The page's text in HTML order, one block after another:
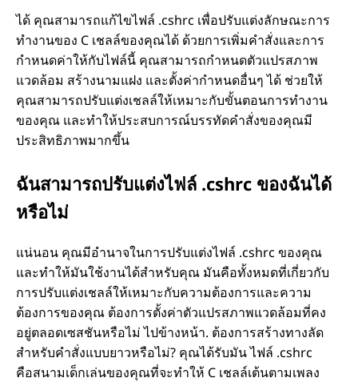
ได้ คุณสามารถแก้ไขไฟล์ .cshrc เพื่อปรับแต่งลักษณะการ
ทำงานของ C เชลล์ของคุณได้ ด้วยการเพิ่มคำสั่งและการ
กำหนดค่าให้กับไฟล์นี้ คุณสามารถกำหนดตัวแปรสภาพ
แวดล้อม สร้างนามแฝง และตั้งค่ากำหนดอื่นๆ ได้ ช่วยให้
คุณสามารถปรับแต่งเชลล์ให้เหมาะกับขั้นตอนการทำงาน
ของคุณ และทำให้ประสบการณ์บรรทัดคำสั่งของคุณมี
ประสิทธิภาพมากขึ้น
ฉันสามารถปรับแต่งไฟล์ .cshrc ของฉันได้
หรือไม่
แน่นอน คุณมีอำนาจในการปรับแต่งไฟล์ .cshrc ของคุณ
และทำให้มันใช้งานได้สำหรับคุณ มันคือทั้งหมดที่เกี่ยวกับ
การปรับแต่งเชลล์ให้เหมาะกับความต้องการและความ
ต้องการของคุณ ต้องการตั้งค่าตัวแปรสภาพแวดล้อมที่คง
อยู่ตลอดเซสชันหรือไม่ ไปข้างหน้า. ต้องการสร้างทางลัด
สำหรับคำสั่งแบบยาวหรือไม่? คุณได้รับมัน ไฟล์ .cshrc
คือสนามเด็กเล่นของคุณที่จะทำให้ C เชลล์เต้นตามเพลง